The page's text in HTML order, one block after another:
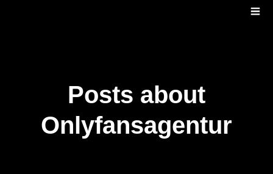
Posts about
Onlyfansagentur